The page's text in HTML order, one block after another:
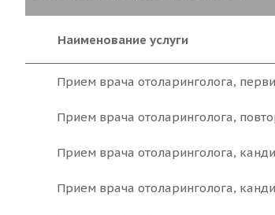
Наименование услуги
Прием врача отоларинголога,
Прием врача отоларинголога,
Прием врача отоларинголога,
Прием врача отоларинголога,